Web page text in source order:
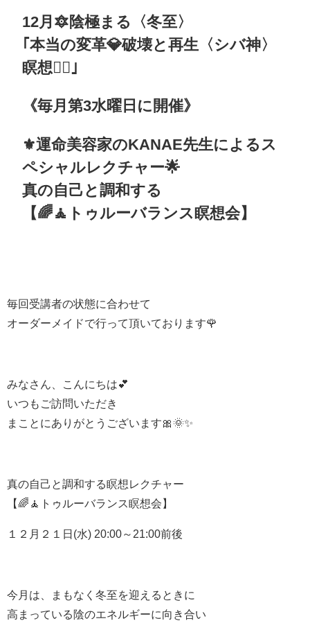
12月🔯陰極まる〈冬至〉
｢本当の変革💎破壊と再生〈シバ神〉
瞑想🧘‍♀｣
《毎月第3水曜日に開催》
⚜️運命美容家のKANAE先生によるス
ペシャルレクチャー🌟
真の自己と調和する
【🌈🧘‍トゥルーバランス瞑想会】
毎回受講者の状態に合わせて
オーダーメイドで行って頂いております🌹
みなさん、こんにちは💕
いつもご訪問いただき
まことにありがとうございます🎀🌞✨
真の自己と調和する瞑想レクチャー
【🌈🧘‍トゥルーバランス瞑想会】
１２月２１日(水) 20:00～21:00前後
今月は、まもなく冬至を迎えるときに
高まっている陰のエネルギーに向き合い